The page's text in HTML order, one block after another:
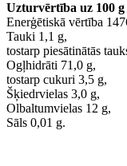
Uzturvērtība uz 100
Enerģētiskā vērtība
Tauki 1,1 g,
tostarp piesātinātās
Ogļhidrāti 71,0 g,
tostarp cukuri 3,5 g,
Šķiedrvielas 3,0 g,
Olbaltumvielas 12 g,
Sāls 0,01 g.